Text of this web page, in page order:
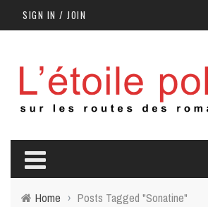
SIGN IN / JOIN
Home › Posts Tagged "Sonatine"